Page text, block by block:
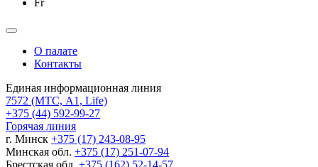
Fr
О палате
Контакты
Единая информационная линия
7572 (МТС, A1, Life)
+375 (44) 592-99-27
Горячая линия
г. Минск +375 (17) 243-08-95
Минская обл. +375 (17) 251-07-94
Брестская обл. +375 (162) 52-14-57